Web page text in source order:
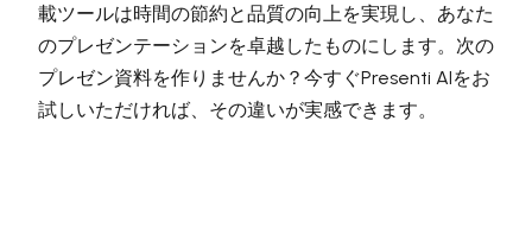
載ツールは時間の節約と品質の向上を実現し、あなた
のプレゼンテーションを卓越したものにします。次の
プレゼン資料を作りませんか？今すぐPresenti AIをお
試しいただければ、その違いが実感できます。